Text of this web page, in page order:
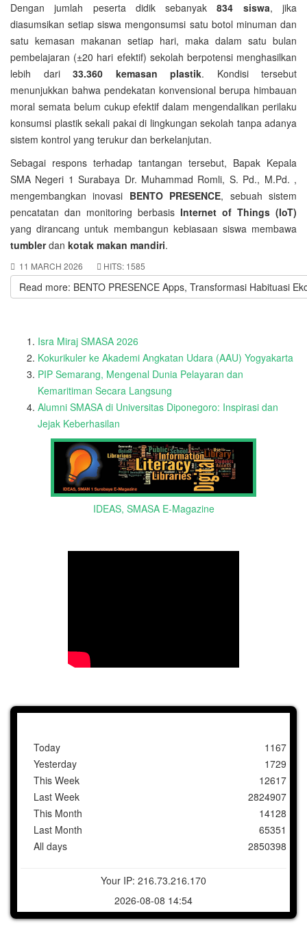
Dengan jumlah peserta didik sebanyak834 siswa, jika
diasumsikan setiap siswa mengonsumsi satu botol minuman dan
satu kemasan makanan setiap hari, maka dalam satu bulan
pembelajaran (±20 hari efektif) sekolah berpotensi menghasilkan
lebih dari 33.360 kemasan plastik. Kondisi tersebut
menunjukkan bahwa pendekatan konvensional berupa himbauan
moral semata belum cukup efektif dalam mengendalikan perilaku
konsumsi plastik sekali pakai di lingkungan sekolah tanpa adanya
sistem kontrol yang terukur dan berkelanjutan.
Sebagai respons terhadap tantangan tersebut, Bapak Kepala
SMA Negeri 1 Surabaya Dr. Muhammad Romli, S. Pd., M.Pd. ,
mengembangkan inovasi BENTO PRESENCE, sebuah sistem
pencatatan dan monitoring berbasis Internet of Things (IoT)
yang dirancang untuk membangun kebiasaan siswa membawa
tumblerdan kotak makan mandiri.
11 MARCH 2026 HITS: 1585
Read more: BENTO PRESENCE Apps, Transformasi Habituasi
Isra Miraj SMASA 2026
Kokurikuler ke Akademi Angkatan Udara (AAU) Yogyakarta
PIP Semarang, Mengenal Dunia Pelayaran dan
Kemaritiman Secara Langsung
Alumni SMASA di Universitas Diponegoro: Inspirasi dan
Jejak Keberhasilan
IDEAS, SMASA E-Magazine
Today
Yesterday
This Week
Last Week
This Month
Last Month
All days
1167
1729
12617
2824907
14128
65351
2850398
Your IP: 216.73.216.170
2026-08-08 14:54